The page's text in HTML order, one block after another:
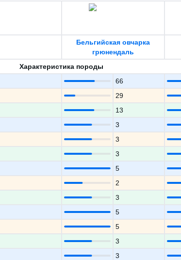
Бельгийская овчарка
грюнендаль
Характеристика породы
66
29
13
3
3
3
5
2
3
5
5
3
3